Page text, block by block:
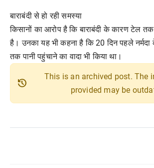
बाराबंदी से हो रही समस्या
किसानों का आरोप है कि बाराबंदी के कारण टेल तक
है। उनका यह भी कहना है कि 20 दिन पहले
तक पानी पहुंचाने का वादा भी किया था।
history
This is an archived post. The
provided may be